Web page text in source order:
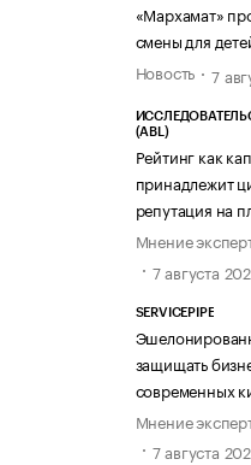
«Мархамат»
смены для
Новость
7
(ABL)
Рейтинг как
принадлежит
репутация на
Мнение
7 августа
SERVICEPIPE
защищать
современных
Мнение
7 августа